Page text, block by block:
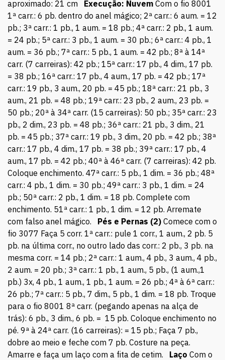
aproximado: 21 cm Execução: Nuvem Com o fio 8001
1ª carr.: 6 pb. dentro do anel mágico; 2ª carr.: 6 aum. = 12
pb.; 3ª carr.: 1 pb., 1 aum. = 18 pb.; 4ª carr.: 2 pb., 1 aum.
= 24 pb.; 5ª carr.: 3 pb., 1 aum. = 30 pb.; 6ª carr.: 4 pb., 1
aum. = 36 pb.; 7ª carr.: 5 pb., 1 aum. = 42 pb.; 8ª à 14ª
carr. (7 carreiras): 42 pb.; 15ª carr.: 17 pb., 4 dim., 17 pb.
= 38 pb.; 16ª carr.: 17 pb., 4 aum., 17 pb. = 42 pb.; 17ª
carr.: 19 pb., 3 aum., 20 pb. = 45 pb.; 18ª carr.: 21 pb., 3
aum., 21 pb. = 48 pb.; 19ª carr.: 23 pb., 2 aum., 23 pb. =
50 pb.; 20ª à 34ª carr. (15 carreiras): 50 pb.; 35ª carr.: 23
pb., 2 dim., 23 pb. = 48 pb.; 36ª carr.: 21 pb., 3 dim., 21
pb. = 45 pb.; 37ª carr.: 19 pb., 3 dim., 20 pb. = 42 pb.; 38ª
carr.: 17 pb., 4 dim., 17 pb. = 38 pb.; 39ª carr.: 17 pb., 4
aum., 17 pb. = 42 pb.; 40ª à 46ª carr. (7 carreiras): 42 pb.
Coloque enchimento. 47ª carr.: 5 pb., 1 dim. = 36 pb.; 48ª
carr.: 4 pb., 1 dim. = 30 pb.; 49ª carr.: 3 pb., 1 dim. = 24
pb.; 50ª carr.: 2 pb., 1 dim. = 18 pb. Complete com
enchimento. 51ª carr.: 1 pb., 1 dim. = 12 pb. Arremate
com falso anel mágico. Pés e Pernas (2) Comece com o
fio 3077 Faça 5 corr. 1ª carr.: pule 1 corr., 1 aum., 2 pb. 5
pb. na última corr., no outro lado das corr.: 2 pb., 3 pb. na
mesma corr. = 14 pb.; 2ª carr.: 1 aum., 4 pb., 3 aum., 4 pb.,
2 aum. = 20 pb.; 3ª carr.: 1 pb., 1 aum., 5 pb., (1 aum.,1
pb.) 3x, 4 pb., 1 aum., 1 pb., 1 aum. = 26 pb.; 4ª à 6ª carr.:
26 pb.; 7ª carr.: 5 pb., 7 dim., 5 pb., 1 dim. = 18 pb. Troque
para o fio 8001 8ª carr. (pegando apenas na alça de
trás): 6 pb., 3 dim., 6 pb. = 15 pb. Coloque enchimento no
pé. 9ª à 24ª carr. (16 carreiras): = 15 pb.; Faça 7 pb.,
dobre ao meio e feche com 7 pb. Costure na peça.
Amarre e faça um laço com a fita de cetim. Laço Com o